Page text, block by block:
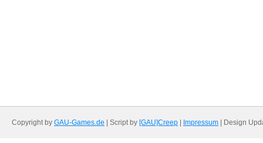
Copyright by GAU-Games.de | Script by [GAU]Creep Impressum | Design